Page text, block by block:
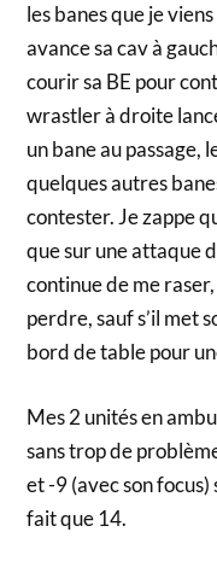
les banes que je
avance sa cav à
courir sa BE pour
wrastler à droite
un bane au passage,
quelques autres
contester. Je zappe
que sur une attaque
continue de me
perdre, sauf s’il met
bord de table pour
Mes 2 unités en
sans trop de
et -9 (avec son focus)
fait que 14.